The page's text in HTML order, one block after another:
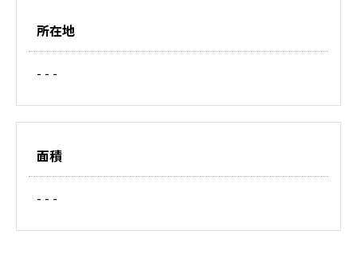
所在地
- - -
面積
- - -